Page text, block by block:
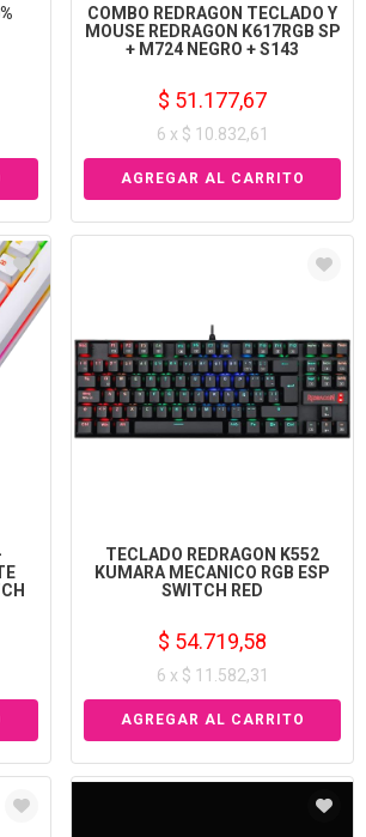
COMBO REDRAGON TECLADO Y
MOUSE REDRAGON K617RGB SP
+ M724 NEGRO + S143
$ 51.177,67
6 x $ 10.832,61
TECLADO REDRAGON K552
KUMARA MECANICO RGB ESP
SWITCH RED
$ 54.719,58
6 x $ 11.582,31